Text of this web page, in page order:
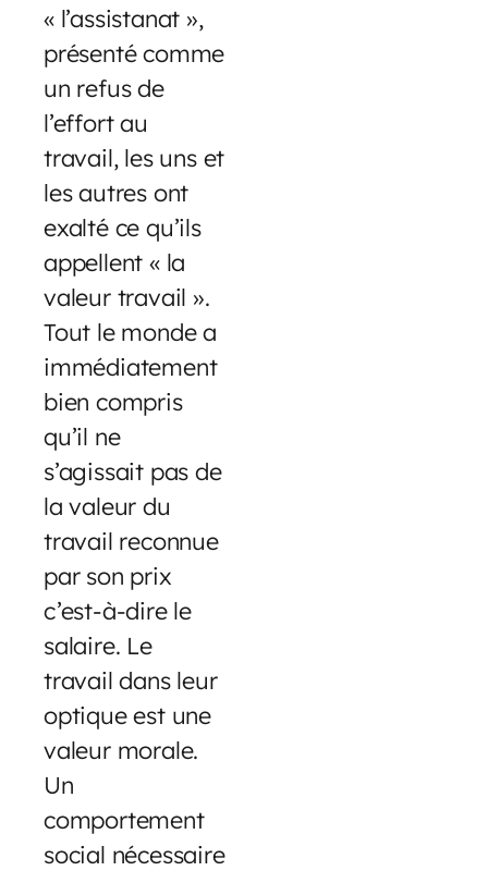
« l’assistanat »,
présenté comme
un refus de
l’effort au
travail, les uns et
les autres ont
exalté ce qu’ils
appellent « la
valeur travail ».
Tout le monde a
immédiatement
bien compris
qu’il ne
s’agissait pas de
la valeur du
travail reconnue
par son prix
c’est-à-dire le
salaire. Le
travail dans leur
optique est une
valeur morale.
Un
comportement
social nécessaire